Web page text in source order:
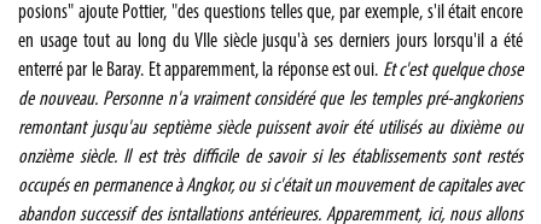
posions" ajoute Pottier, "des questions telles que, par exemple, s'il était encore
en usage tout au long du VIIe siècle jusqu'à ses derniers jours lorsqu'il a été
enterré par le Baray. Et apparemment, la réponse est oui. Et c'est quelque chose
de nouveau. Personne n'a vraiment considéré que les temples pré-angkoriens
remontant jusqu'au septième siècle puissent avoir été utilisés au dixième ou
onzième siècle. Il est très difficile de savoir si les établissements sont restés
occupés en permanence à Angkor, ou si c'était un mouvement de capitales avec
abandon successif des isntallations antérieures. Apparemment, ici, nous allons